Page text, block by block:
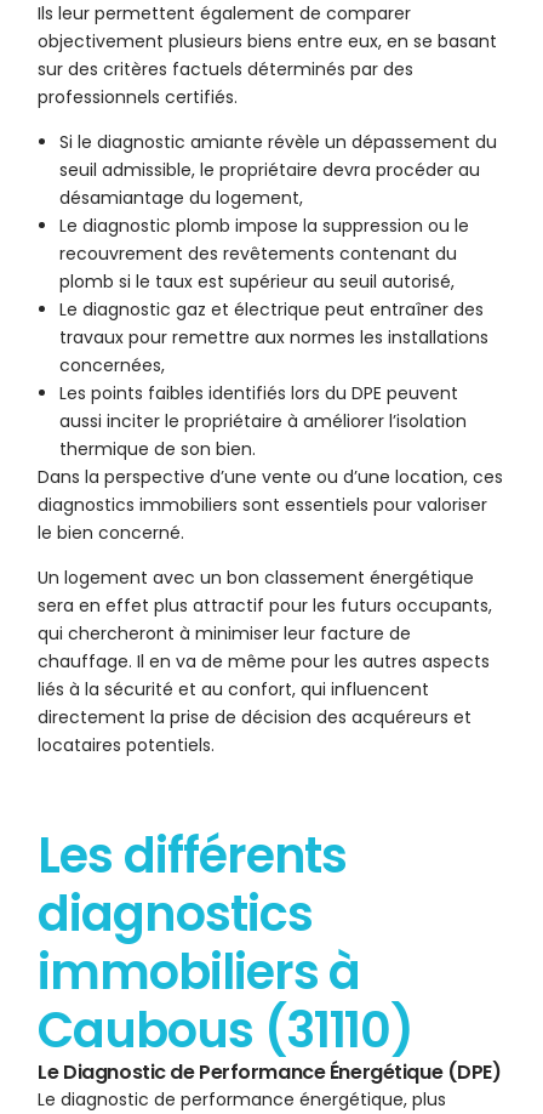
Ils leur permettent également de comparer
objectivement plusieurs biens entre eux, en se basant
sur des critères factuels déterminés par des
professionnels certifiés.
Si le diagnostic amiante révèle un dépassement du
seuil admissible, le propriétaire devra procéder au
désamiantage du logement,
Le diagnostic plomb impose la suppression ou le
recouvrement des revêtements contenant du
plomb si le taux est supérieur au seuil autorisé,
Le diagnostic gaz et électrique peut entraîner des
travaux pour remettre aux normes les installations
concernées,
Les points faibles identifiés lors du DPE peuvent
aussi inciter le propriétaire à améliorer l’isolation
thermique de son bien.
Dans la perspective d’une vente ou d’une location, ces
diagnostics immobiliers sont essentiels pour valoriser
le bien concerné.
Un logement avec un bon classement énergétique
sera en effet plus attractif pour les futurs occupants,
qui chercheront à minimiser leur facture de
chauffage. Il en va de même pour les autres aspects
liés à la sécurité et au confort, qui influencent
directement la prise de décision des acquéreurs et
locataires potentiels.
Les différents
diagnostics
immobiliers à
Caubous (31110)
Le Diagnostic de Performance Énergétique (DPE)
Le diagnostic de performance énergétique, plus